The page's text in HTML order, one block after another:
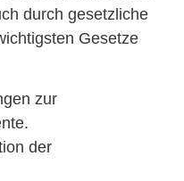
durch gesetzliche
Gesetze
zur
der